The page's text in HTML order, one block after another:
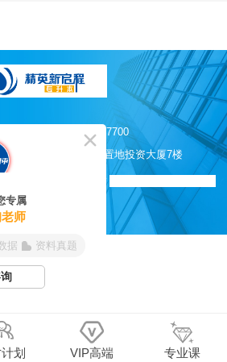
0551-62817525 / 62817700
合肥市长江西路200号置地投资大厦7楼
精英培训学校 版权所有
划 VIP高端 专业课
专属
师
据 资料真题